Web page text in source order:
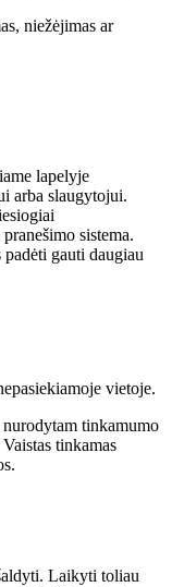
niežėjimas ar
lapelyje
arba slaugytojui.
sistema.
gauti daugiau
vietoje.
tinkamumo
tinkamas
Laikyti toliau